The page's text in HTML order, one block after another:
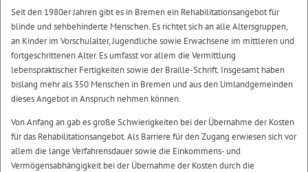
Seit den 1980er Jahren gibt es in Bremen ein Rehabilitationsangebot für
blinde und sehbehinderte Menschen. Es richtet sich an alle Altersgruppen,
an Kinder im Vorschulalter, Jugendliche sowie Erwachsene im mittleren und
fortgeschrittenen Alter. Es umfasst vor allem die Vermittlung
lebenspraktischer Fertigkeiten sowie der Braille-Schrift. Insgesamt haben
bislang mehr als 350 Menschen in Bremen und aus den Umlandgemeinden
dieses Angebot in Anspruch nehmen können.
Von Anfang an gab es große Schwierigkeiten bei der Übernahme der Kosten
für das Rehabilitationsangebot. Als Barriere für den Zugang erwiesen sich vor
allem die lange Verfahrensdauer sowie die Einkommens- und
Vermögensabhängigkeit bei der Übernahme der Kosten durch die